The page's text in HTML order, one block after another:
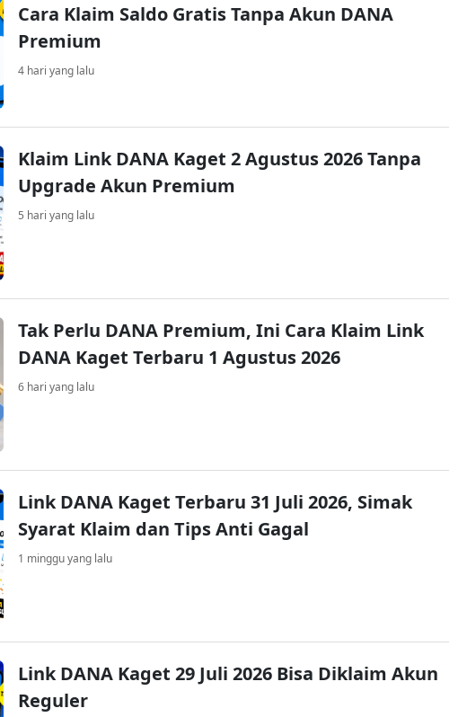
Cara Klaim Saldo Gratis Tanpa Akun DANA
Premium
4 hari yang lalu
Klaim Link DANA Kaget 2 Agustus 2026 Tanpa
Upgrade Akun Premium
5 hari yang lalu
Tak Perlu DANA Premium, Ini Cara Klaim Link
DANA Kaget Terbaru 1 Agustus 2026
6 hari yang lalu
Link DANA Kaget Terbaru 31 Juli 2026, Simak
Syarat Klaim dan Tips Anti Gagal
1 minggu yang lalu
Link DANA Kaget 29 Juli 2026 Bisa Diklaim Akun
Reguler